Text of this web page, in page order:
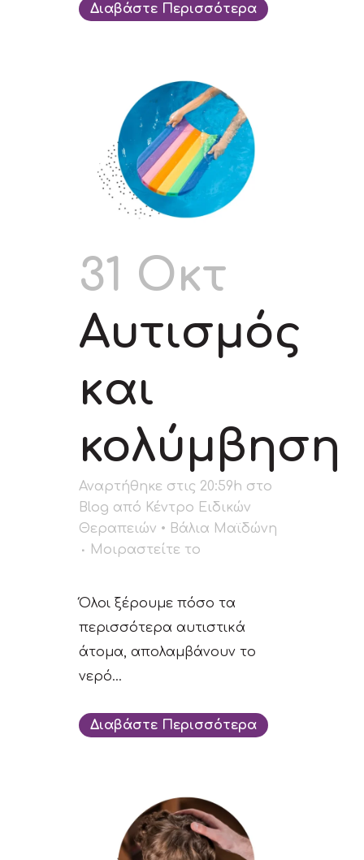
Διαβάστε Περισσότερα
31 Οκτ
Αυτισμός
και
κολύμβηση
Αναρτήθηκε στις 20:59h στο
Blog από Κέντρο Ειδικών
Θεραπειών • Βάλια Μαϊδώνη
Μοιραστείτε το
Όλοι ξέρουμε πόσο τα
περισσότερα αυτιστικά
άτομα, απολαμβάνουν το
νερό...
Διαβάστε Περισσότερα